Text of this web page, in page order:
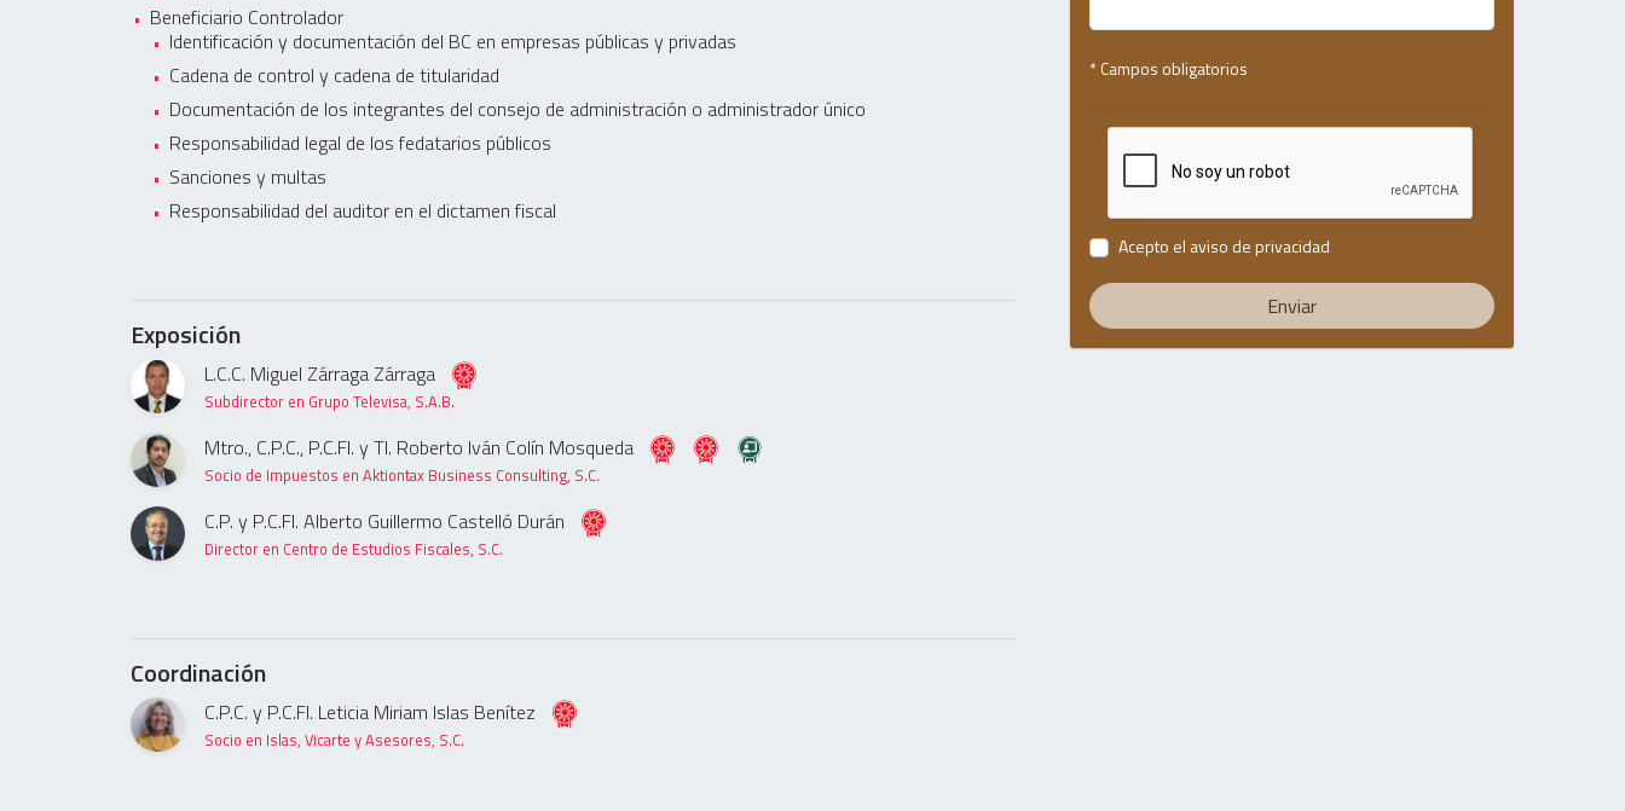
Beneficiario Controlador
Identificación y documentación del BC en empresas públicas y privadas
Cadena de control y cadena de titularidad
Documentación de los integrantes del consejo de administración o administrador único
Responsabilidad legal de los fedatarios públicos
Sanciones y multas
Responsabilidad del auditor en el dictamen fiscal
Exposición
L.C.C. Miguel Zárraga Zárraga
Subdirector en Grupo Televisa, S.A.B.
Mtro., C.P.C., P.C.FI. y TI. Roberto Iván Colín Mosqueda
Socio de Impuestos en Aktiontax Business Consulting, S.C.
C.P. y P.C.FI. Alberto Guillermo Castelló Durán
Director en Centro de Estudios Fiscales, S.C.
Coordinación
C.P.C. y P.C.FI. Leticia Miriam Islas Benítez
Socio en Islas, Vicarte y Asesores, S.C.
* Campos obligatorios
Acepto el aviso de privacidad
Enviar